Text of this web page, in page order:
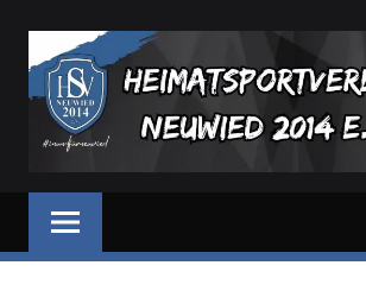
springen
Dein
Sportverein